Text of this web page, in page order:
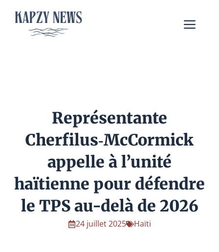
contenu
Représentante
Cherfilus‑McCormick
appelle à l’unité
haïtienne pour défendre
le TPS au-delà de 2026
24 juillet 2025 Haïti